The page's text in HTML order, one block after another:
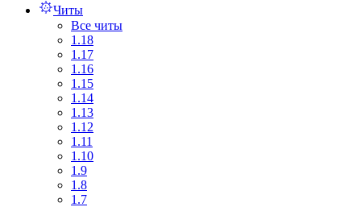
Читы
Все читы
1.18
1.17
1.16
1.15
1.14
1.13
1.12
1.11
1.10
1.9
1.8
1.7